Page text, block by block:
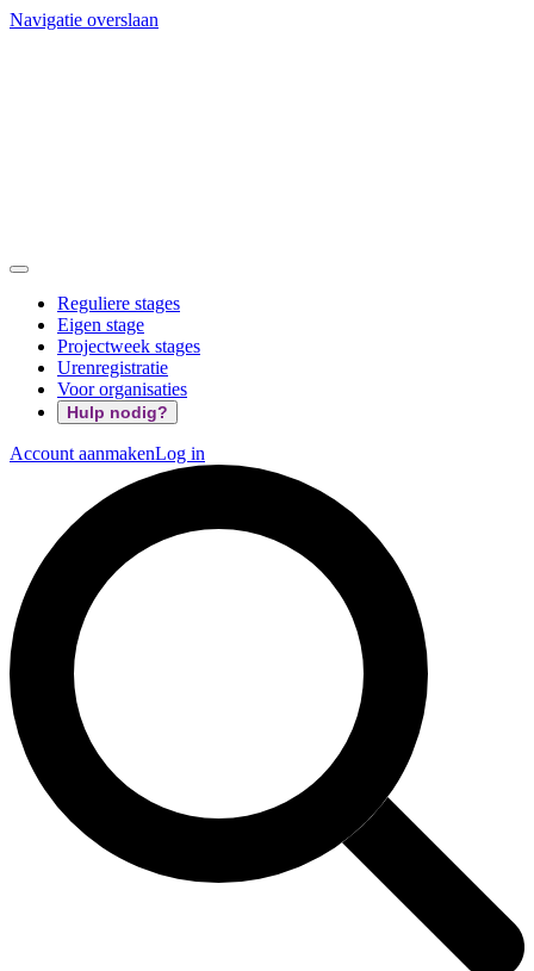
Navigatie overslaan
Reguliere stages
Eigen stage
Projectweek stages
Urenregistratie
Voor organisaties
Hulp nodig?
Account aanmakenLog in